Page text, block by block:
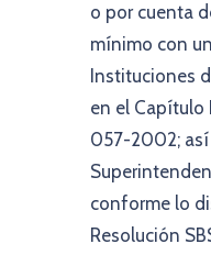
o por cuenta
mínimo con
Instituciones
en el Capítulo
057-2002; así
conforme lo
Resolución